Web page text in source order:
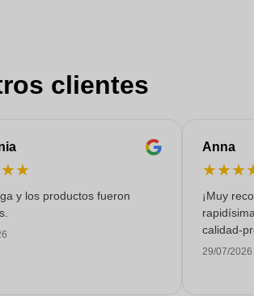
clientes
★★
y los productos fueron
Anna
★★★
¡Muy
calidad-
29/07/2026